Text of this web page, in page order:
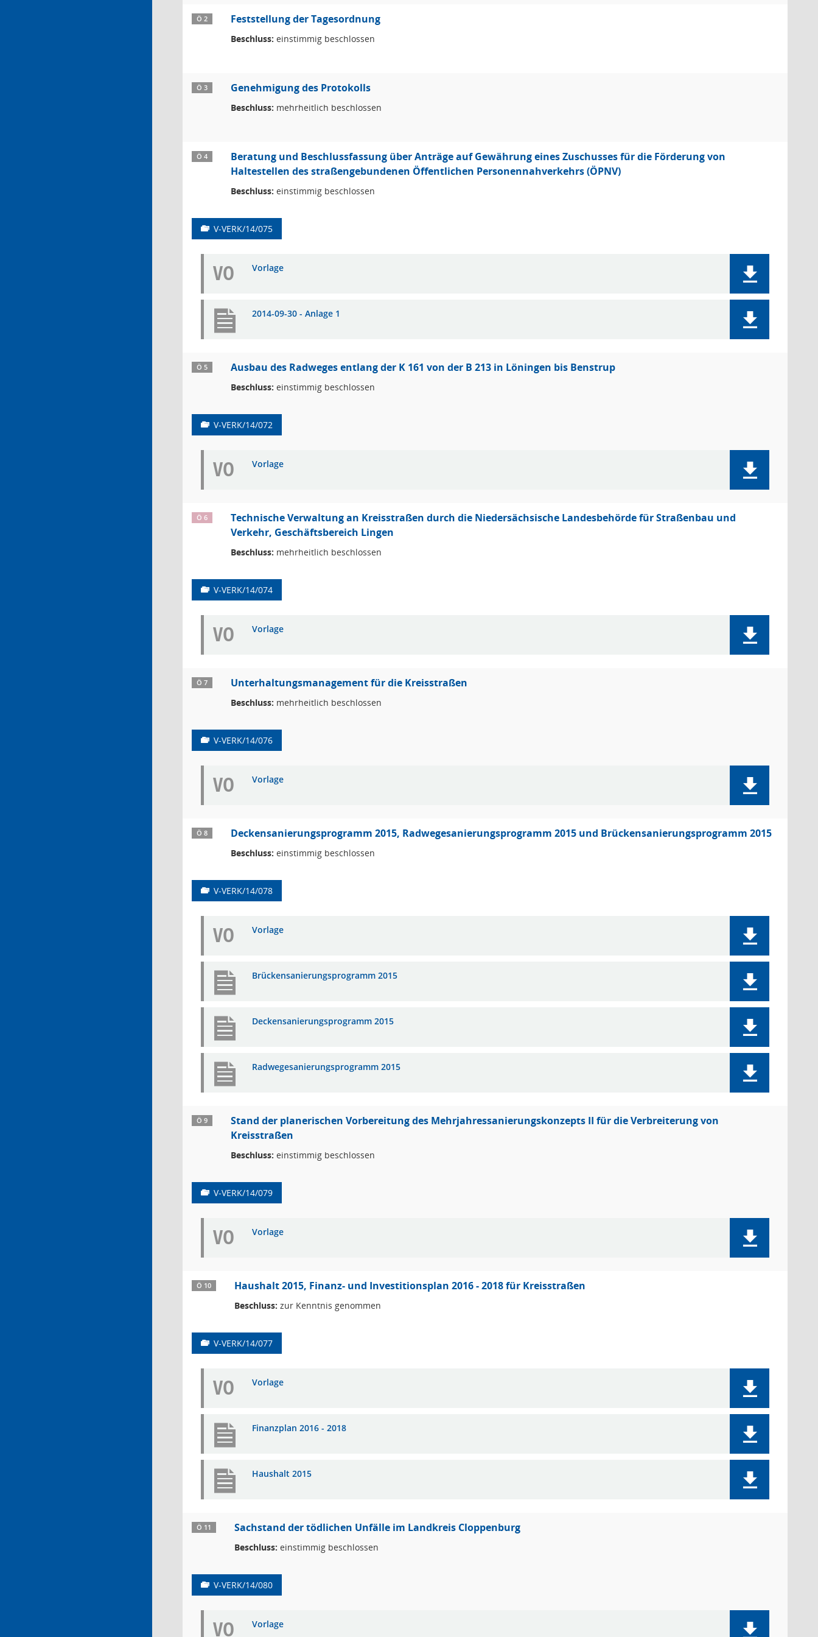
Ö 2 Feststellung der Tagesordnung
Beschluss: einstimmig beschlossen
Ö 3 Genehmigung des Protokolls
Beschluss: mehrheitlich beschlossen
Ö 4
Beratung und Beschlussfassung über Anträge auf Gewährung eines Zuschusses für die Förderung von
Haltestellen des straßengebundenen Öffentlichen Personennahverkehrs (ÖPNV)
Beschluss: einstimmig beschlossen
V-VERK/14/075
VO Vorlage
2014-09-30 - Anlage 1
Ö 5 Ausbau des Radweges entlang der K 161 von der B 213 in Löningen bis Benstrup
Beschluss: einstimmig beschlossen
V-VERK/14/072
VO Vorlage
Ö 6
Technische Verwaltung an Kreisstraßen durch die Niedersächsische Landesbehörde für Straßenbau und
Verkehr, Geschäftsbereich Lingen
Beschluss: mehrheitlich beschlossen
V-VERK/14/074
VO Vorlage
Ö 7 Unterhaltungsmanagement für die Kreisstraßen
Beschluss: mehrheitlich beschlossen
V-VERK/14/076
VO Vorlage
Ö 8 Deckensanierungsprogramm 2015, Radwegesanierungsprogramm 2015 und Brückensanierungsprogramm 2015
Beschluss: einstimmig beschlossen
V-VERK/14/078
VO Vorlage
Brückensanierungsprogramm 2015
Deckensanierungsprogramm 2015
Radwegesanierungsprogramm 2015
Ö 9
Stand der planerischen Vorbereitung des Mehrjahressanierungskonzepts II für die Verbreiterung von
Kreisstraßen
Beschluss: einstimmig beschlossen
V-VERK/14/079
VO Vorlage
Ö 10 Haushalt 2015, Finanz- und Investitionsplan 2016 - 2018 für Kreisstraßen
Beschluss: zur Kenntnis genommen
V-VERK/14/077
VO Vorlage
Finanzplan 2016 - 2018
Haushalt 2015
Ö 11 Sachstand der tödlichen Unfälle im Landkreis Cloppenburg
Beschluss: einstimmig beschlossen
V-VERK/14/080
VO Vorlage